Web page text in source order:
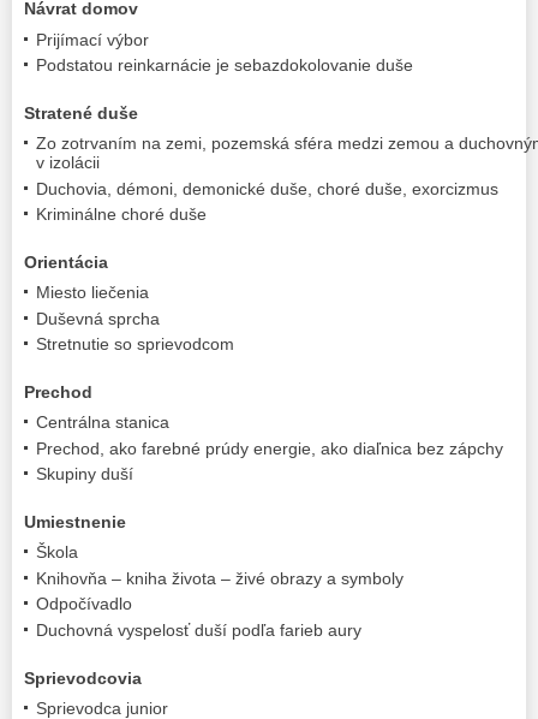
Návrat domov
Prijímací výbor
Podstatou reinkarnácie je sebazdokolovanie duše
Stratené duše
Zo zotrvaním na zemi, pozemská sféra medzi zemou a
v izolácii
Duchovia, démoni, demonické duše, choré duše, exorcizmus
Kriminálne choré duše
Orientácia
Miesto liečenia
Duševná sprcha
Stretnutie so sprievodcom
Prechod
Centrálna stanica
Prechod, ako farebné prúdy energie, ako diaľnica bez zápchy
Skupiny duší
Umiestnenie
Škola
Knihovňa – kniha života – živé obrazy a symboly
Odpočívadlo
Duchovná vyspelosť duší podľa farieb aury
Sprievodcovia
Sprievodca junior